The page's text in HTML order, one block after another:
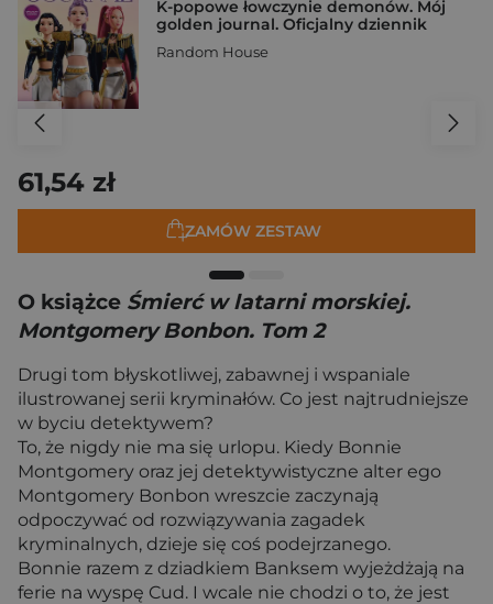
K-popowe łowczynie demonów. Mój
golden journal. Oficjalny dziennik
Random House
61,54 zł
ZAMÓW ZESTAW
O książce Śmierć w latarni morskiej.
Montgomery Bonbon. Tom 2
Drugi tom błyskotliwej, zabawnej i wspaniale
ilustrowanej serii kryminałów. Co jest najtrudniejsze
w byciu detektywem?
To, że nigdy nie ma się urlopu. Kiedy Bonnie
Montgomery oraz jej detektywistyczne alter ego
Montgomery Bonbon wreszcie zaczynają
odpoczywać od rozwiązywania zagadek
kryminalnych, dzieje się coś podejrzanego.
Bonnie razem z dziadkiem Banksem wyjeżdżają na
ferie na wyspę Cud. I wcale nie chodzi o to, że jest